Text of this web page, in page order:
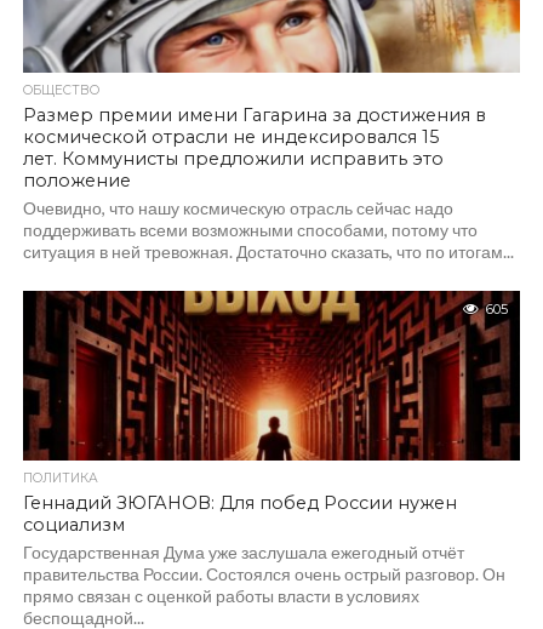
ОБЩЕСТВО
Размер премии имени Гагарина за достижения в
космической отрасли не индексировался 15
лет. Коммунисты предложили исправить это
положение
Очевидно, что нашу космическую отрасль сейчас надо
поддерживать всеми возможными способами, потому что
ситуация в ней тревожная. Достаточно сказать, что по итогам...
605
ПОЛИТИКА
Геннадий ЗЮГАНОВ: Для побед России нужен
социализм
Государственная Дума уже заслушала ежегодный отчёт
правительства России. Состоялся очень острый разговор. Он
прямо связан с оценкой работы власти в условиях
беспощадной...